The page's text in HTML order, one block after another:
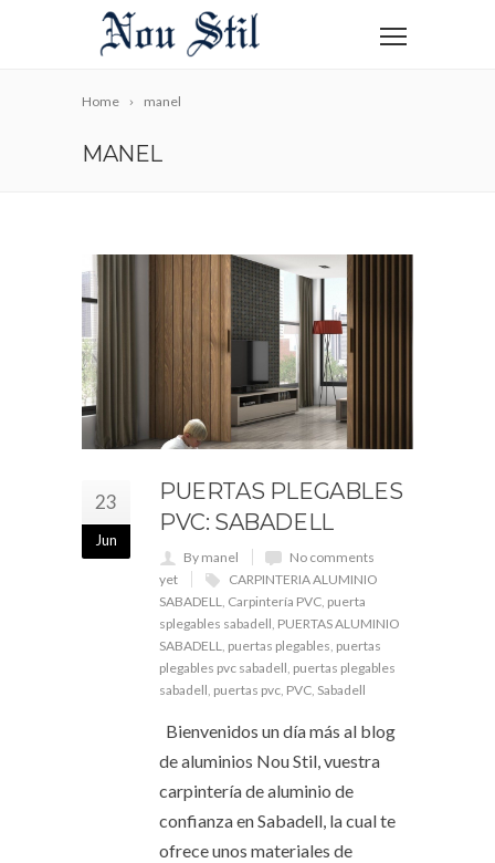
Home manel
MANEL
23
Jun
PUERTAS PLEGABLES
PVC: SABADELL
By manel
No comments
yet
CARPINTERIA ALUMINIO
SABADELL
Carpintería PVC puerta
splegables sabadell PUERTAS ALUMINIO
SABADELL
puertas plegables puertas
plegables pvc sabadell puertas plegables
sabadell puertas pvc PVC Sabadell
Bienvenidos un día más al blog
de aluminios Nou Stil, vuestra
carpintería de aluminio de
confianza en Sabadell, la cual te
ofrece unos materiales de